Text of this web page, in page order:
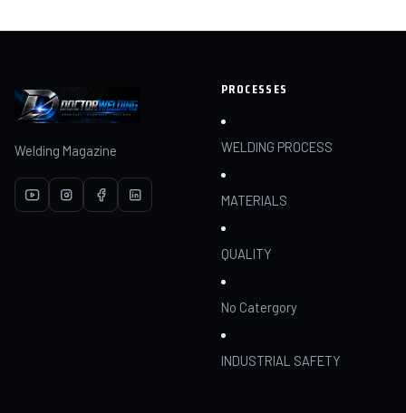
Welding Magazine
PROCESSES
WELDING PROCESS
MATERIALS
QUALITY
No Catergory
INDUSTRIAL SAFETY